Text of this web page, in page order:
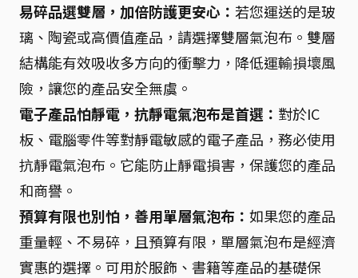
易碎品選雙層，加倍防護更安心： 若您運送的是玻
璃、陶瓷或高價值產品，請選擇雙層氣泡布。雙層
結構能有效吸收多方向的衝擊力，降低運輸損壞風
險，讓您的產品安全無虞。
電子產品怕靜電，抗靜電氣泡布是首選： 對於IC
板、電腦零件等對靜電敏感的電子產品，務必使用
抗靜電氣泡布。它能防止靜電損害，保護您的產品
和商譽。
預算有限也別怕，善用單層氣泡布： 如果您的產品
重量輕、不易碎，且預算有限，單層氣泡布是經濟
實惠的選擇。可用於服飾、書籍等產品的基礎保